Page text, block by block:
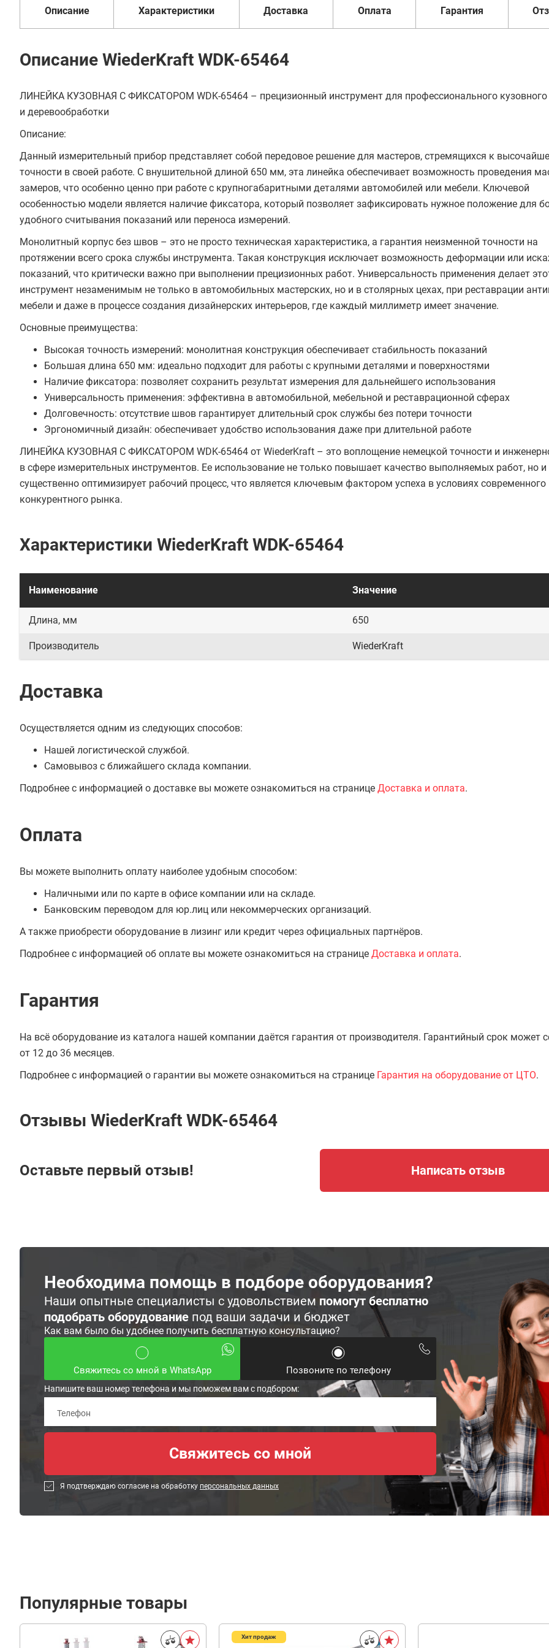
Описание Характеристики Доставка Оплата Гарантия
Описание WiederKraft WDK-65464
ЛИНЕЙКА КУЗОВНАЯ С ФИКСАТОРОМ WDK-65464 – прецизионный инструмент для профессионального кузовного
и деревообработки
Описание:
Данный измерительный прибор представляет собой передовое решение для мастеров, стремящихся к
точности в своей работе. С внушительной длиной 650 мм, эта линейка обеспечивает возможность проведения
замеров, что особенно ценно при работе с крупногабаритными деталями автомобилей или мебели. Ключевой
особенностью модели является наличие фиксатора, который позволяет зафиксировать нужное положение для
удобного считывания показаний или переноса измерений.
Монолитный корпус без швов – это не просто техническая характеристика, а гарантия неизменной точности на
протяжении всего срока службы инструмента. Такая конструкция исключает возможность деформации или
показаний, что критически важно при выполнении прецизионных работ. Универсальность применения делает
инструмент незаменимым не только в автомобильных мастерских, но и в столярных цехах, при реставрации
мебели и даже в процессе создания дизайнерских интерьеров, где каждый миллиметр имеет значение.
Основные преимущества:
Высокая точность измерений: монолитная конструкция обеспечивает стабильность показаний
Большая длина 650 мм: идеально подходит для работы с крупными деталями и поверхностями
Наличие фиксатора: позволяет сохранить результат измерения для дальнейшего использования
Универсальность применения: эффективна в автомобильной, мебельной и реставрационной сферах
Долговечность: отсутствие швов гарантирует длительный срок службы без потери точности
Эргономичный дизайн: обеспечивает удобство использования даже при длительной работе
ЛИНЕЙКА КУЗОВНАЯ С ФИКСАТОРОМ WDK-65464 от WiederKraft – это воплощение немецкой точности и
в сфере измерительных инструментов. Ее использование не только повышает качество выполняемых работ, но и
существенно оптимизирует рабочий процесс, что является ключевым фактором успеха в условиях современного
конкурентного рынка.
Характеристики WiederKraft WDK-65464
Наименование Значение
Длина, мм 650
Производитель WiederKraft
Доставка
Осуществляется одним из следующих способов:
Нашей логистической службой.
Самовывоз с ближайшего склада компании.
Подробнее с информацией о доставке вы можете ознакомиться на странице Доставка и оплата.
Оплата
Вы можете выполнить оплату наиболее удобным способом:
Наличными или по карте в офисе компании или на складе.
Банковским переводом для юр.лиц или некоммерческих организаций.
А также приобрести оборудование в лизинг или кредит через официальных партнёров.
Подробнее с информацией об оплате вы можете ознакомиться на странице Доставка и оплата.
Гарантия
На всё оборудование из каталога нашей компании даётся гарантия от производителя. Гарантийный срок может
от 12 до 36 месяцев.
Подробнее с информацией о гарантии вы можете ознакомиться на странице Гарантия на оборудование от ЦТО.
Отзывы WiederKraft WDK-65464
Оставьте первый отзыв! Написать отзыв
Необходима помощь в подборе оборудования?
Наши опытные специалисты с удовольствием помогут бесплатно
подобрать оборудование под ваши задачи и бюджет
Как вам было бы удобнее получить бесплатную консультацию?
Свяжитесь со мной в WhatsApp Позвоните по телефону
Напишите ваш номер телефона и мы поможем вам с подбором:
Я подтверждаю согласие на обработку персональных данных
Популярные товары
Хит продаж